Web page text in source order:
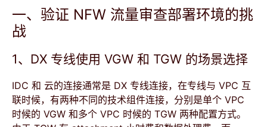
一、验证 NFW 流量审查部署环境的挑
战
1、DX 专线使用 VGW 和 TGW 的场景选择
IDC 和 云的连接通常是 DX 专线连接，在专线与 VPC 互
联时候，有两种不同的技术组件连接，分别是单个 VPC
时候的 VGW 和多个 VPC 时候的 TGW 两种配置方式。